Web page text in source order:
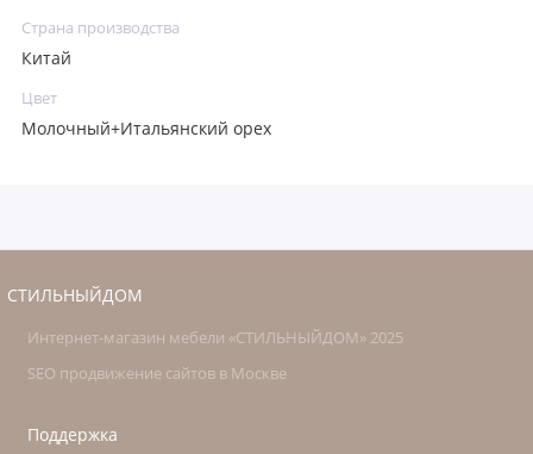
Страна производства
Китай
Цвет
Молочный+Итальянский орех
СТИЛЬНЫЙДОМ
Интернет-магазин мебели «СТИЛЬНЫЙДОМ» 2025
SEO продвижение сайтов в Москве
Поддержка